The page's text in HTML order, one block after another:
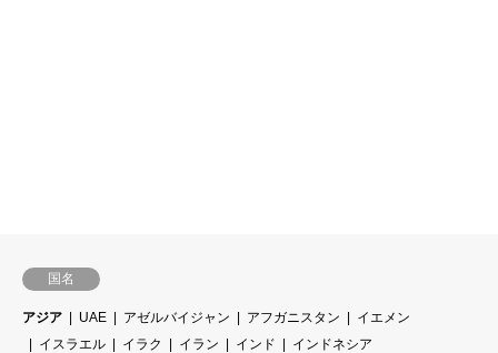
国名
アジア UAE アゼルバイジャン アフガニスタン
イエメン
イスラエル
イラク イラン インド
インドネシア